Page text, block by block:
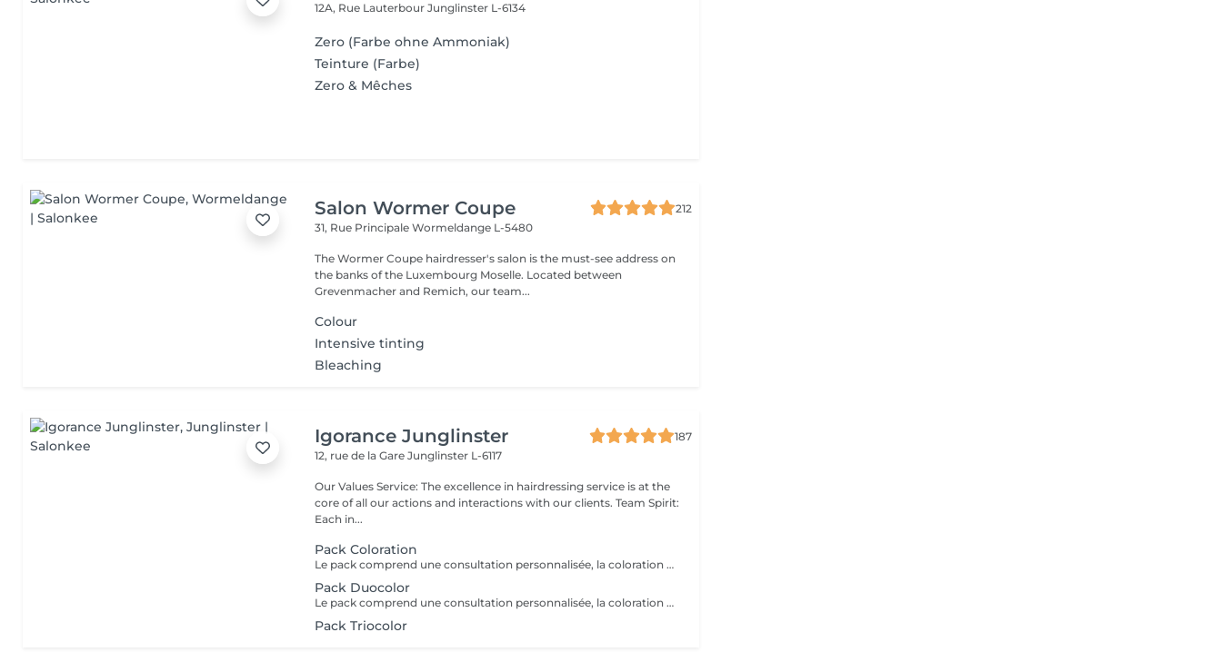
12A, Rue LauterbourJunglinster L-6134
Zero (Farbe ohne Ammoniak)
Teinture (Farbe)
Zero & Mêches
Salon Wormer Coupe
212
31, Rue PrincipaleWormeldange L-5480
The Wormer Coupe hairdresser's salon is the must-see address on
the banks of the Luxembourg Moselle. Located between
Grevenmacher and Remich, our team...
Colour
Intensive tinting
Bleaching
Igorance Junglinster
187
12, rue de la GareJunglinster L-6117
Our Values Service: The excellence in hairdressing service is at the
core of all our actions and interactions with our clients. Team Spirit:
Each in...
Pack Coloration
Le pack comprend une consultation personnalisée, la coloration des racines avec les produits L’OREAL PROFESSIONNEL , shampooing et conditionneur spécifiques REDKEN , le séchage et les produits de finitions REDKEN. Option Coupe : la coupe IGORANCE ( finition sur cheveux secs), le séchage et les produits de finitions REDKEN. * Tarifs à titre indicatifs à confirmer après la consultation personnalisée établit auprès de votre coiffeur/stylist/spécialiste * La direction se réserve le droit d’apporter des modifications pour le bon fonctionnement du salon
Pack Duocolor
Le pack comprend une consultation personnalisée, la coloration des racines et un coup de soleil avec les produits LOREAL PROFESSIONNEL , shampooing et conditionneur spécifiques REDKEN , le séchage et les produits de styling REDKEN Option Coupe : la coupe IGORANCE ( finition sur cheveux secs), le séchage et les produits de styling REDKEN. * Tarifs à titre indicatifs à confirmer après la consultation personnalisée établit auprès de votre coiffeur/stylist/spécialiste * La direction se réserve le droit d’apporter des modifications pour le bon fonctionnement du salon
Pack Triocolor